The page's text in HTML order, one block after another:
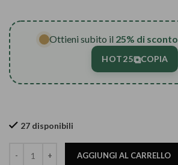
Ottieni subito il 25% di sconto
HOT25⧉COPIA
27 disponibili
AGGIUNGI AL CARRELLO